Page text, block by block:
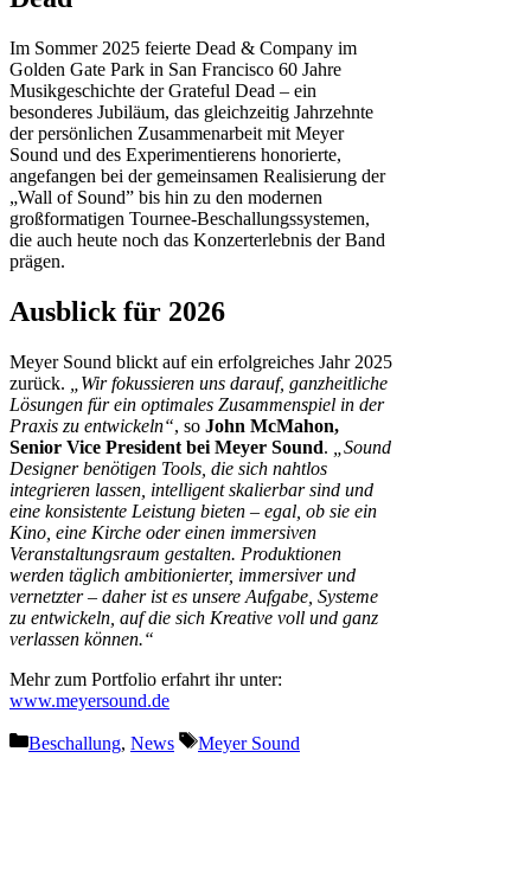
Im Sommer 2025 feierte Dead & Company im
Golden Gate Park in San Francisco 60 Jahre
Musikgeschichte der Grateful Dead – ein
besonderes Jubiläum, das gleichzeitig Jahrzehnte
der persönlichen Zusammenarbeit mit Meyer
Sound und des Experimentierens honorierte,
angefangen bei der gemeinsamen Realisierung der
„Wall of Sound” bis hin zu den modernen
großformatigen Tournee-Beschallungssystemen,
die auch heute noch das Konzerterlebnis der Band
prägen.
Ausblick für 2026
Meyer Sound blickt auf ein erfolgreiches Jahr 2025
zurück.
„Wir fokussieren uns darauf, ganzheitliche
Lösungen für ein optimales Zusammenspiel in der
Praxis zu entwickeln“, so John McMahon,
Senior Vice President bei Meyer Sound.
„Sound
Designer benötigen Tools, die sich nahtlos
integrieren lassen, intelligent skalierbar sind und
eine konsistente Leistung bieten – egal, ob sie ein
Kino, eine Kirche oder einen immersiven
Veranstaltungsraum gestalten. Produktionen
werden täglich ambitionierter, immersiver und
vernetzter – daher ist es unsere Aufgabe, Systeme
zu entwickeln, auf die sich Kreative voll und ganz
verlassen können.“
Mehr zum Portfolio erfahrt ihr unter:
www.meyersound.de
Kategorien
Beschallung, News Schlagwörter
Meyer Sound